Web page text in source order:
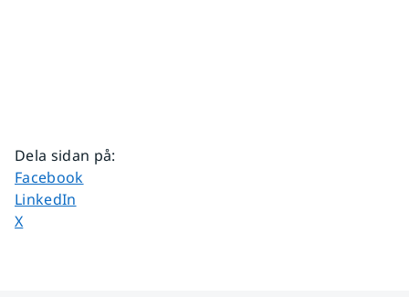
Dela sidan på:
Dela sidan på
Facebook
Dela sidan på
LinkedIn
Dela sidan på
X